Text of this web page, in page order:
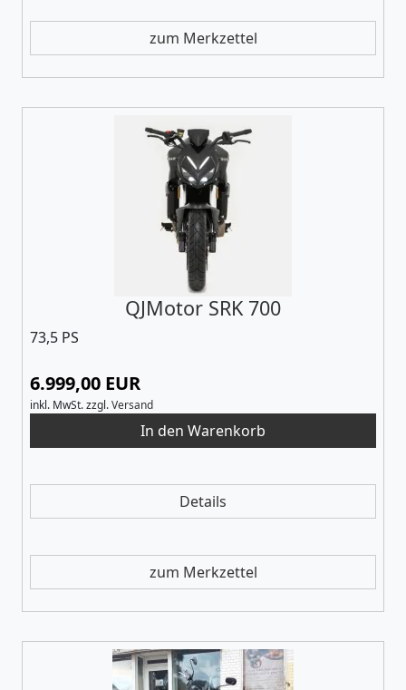
zum Merkzettel
QJMotor SRK 700
73,5 PS
6.999,00 EUR
inkl. MwSt.zzgl.Versand
Details
zum Merkzettel